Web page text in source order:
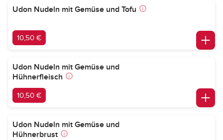
Udon Nudeln mit Gemüse und Tofu
10,50 €
Udon Nudeln mit Gemüse und
Hühnerfleisch
10,50 €
Udon Nudeln mit Gemüse und
Hühnerbrust